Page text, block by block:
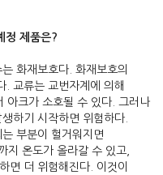
정 제품은?
화재보호다. 화재보호의
. 교류는 교번자계에 의해
아크가 소호될 수 있다. 그러나
하기 시작하면 위험하다.
부분이 헐거워지면
온도가 올라갈 수 있고,
면 더 위험해진다. 이것이